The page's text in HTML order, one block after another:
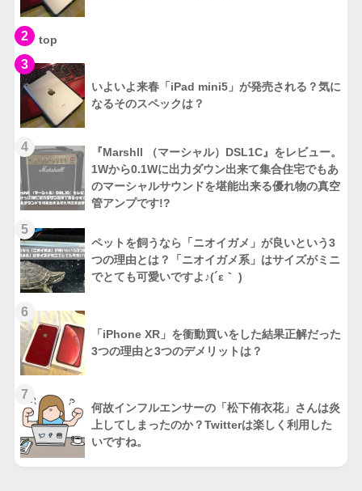
2 top
3
いよいよ来春「iPad mini5」が発売される？気に
なるそのスペックは？
4
『Marshll （マーシャル）DSL1C』をレビュー。
1Wから0.1Wに出力ダウン出来て集合住宅でもあ
のマーシャルサウンドを堪能出来る優れ物の真空
管アンプです!?
5
ペットを飼うなら「ニオイガメ」が良いという3
つの理由とは？「ニオイガメ系」はサイズがミニ
でとても可愛いですよ♪(´ε｀ )
6
「iPhone XR」を衝動買いをした結果正解だった
3つの理由と3つのデメリットは？
7
何故インフルエンサーの「松下侑衣花」さんは炎
上してしまったのか？Twitterは楽しく利用した
いですね。